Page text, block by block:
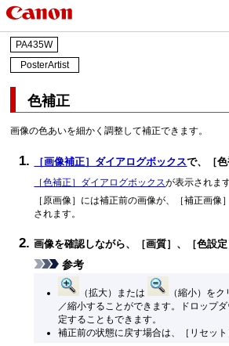
PA435W
PosterArtist
色補正
画像の色あいを細かく調整して補正できます。
［画像補正］ダイアログボックスで、［
［色補正］ダイアログボックスが表示されます
［ 原画像 ］には補正前の画像が、［補正画像
されます。
画像を確認しながら、［画質］、［色設定
参考
（拡大）または
（縮小）を
／縮小することができます。
ドロップ
定することもできます。
補正前の状態に戻す場合は、［ リセット